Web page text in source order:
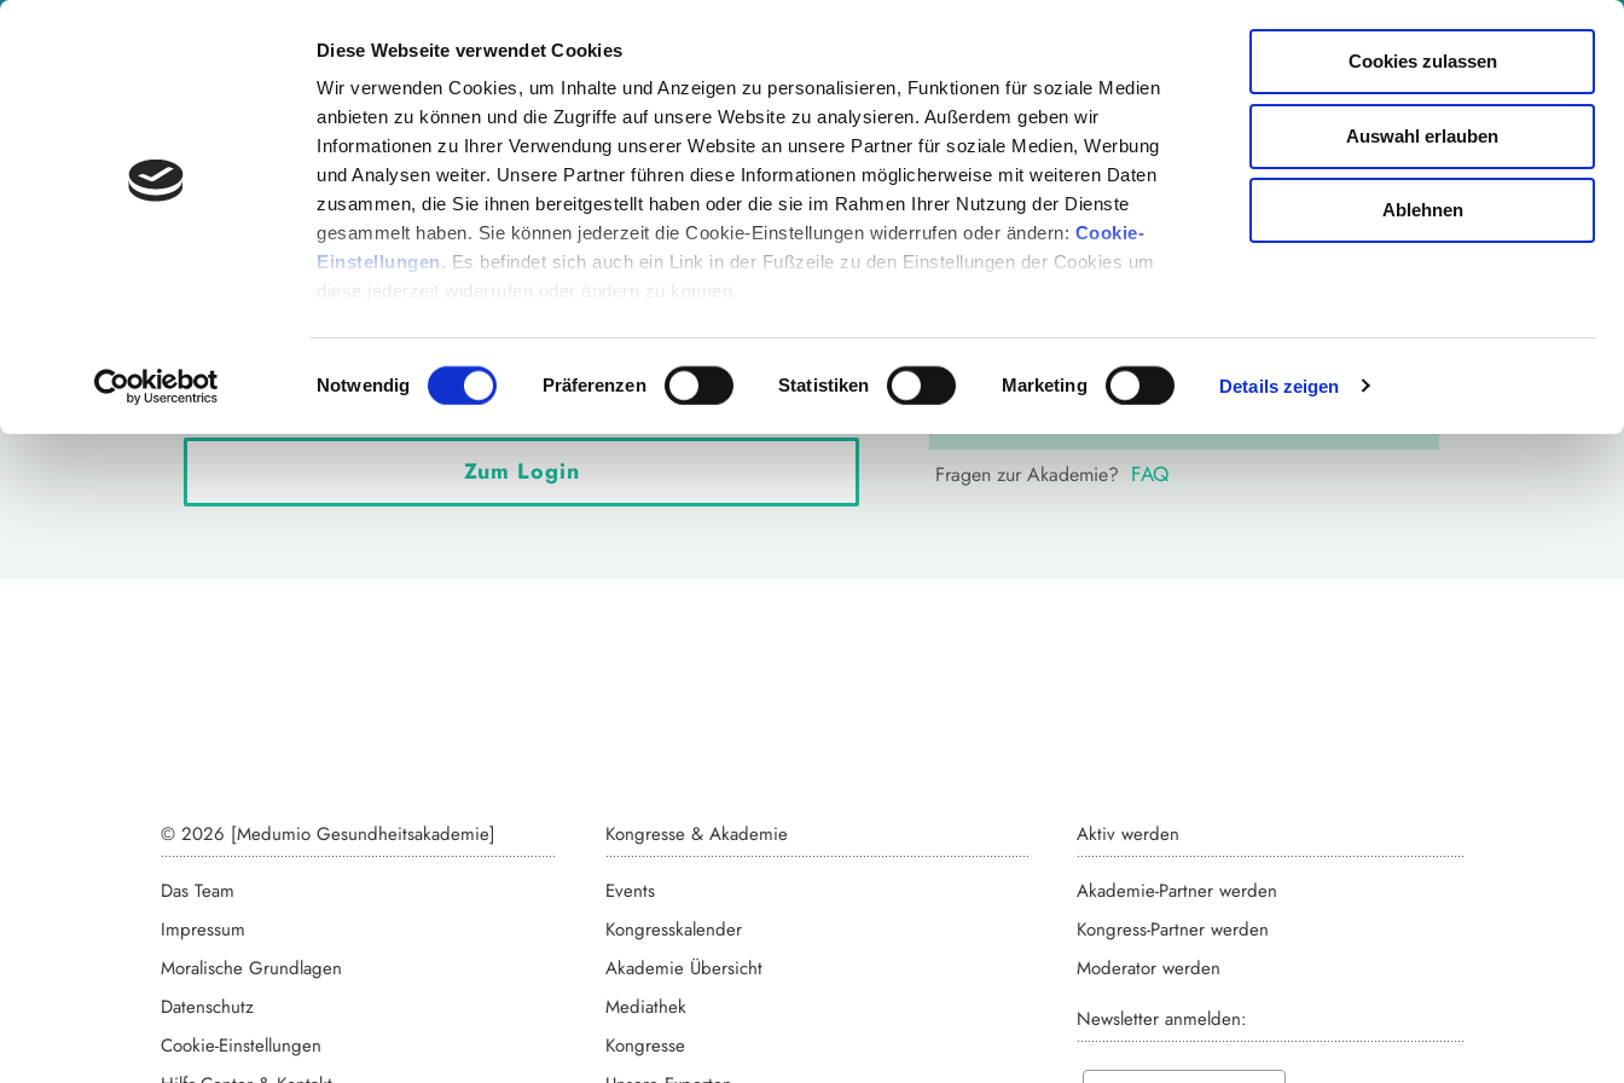
Diese Webseite verwendet Cookies
Wir verwenden Cookies, um Inhalte und Anzeigen zu personalisieren, Funktionen für soziale Medien
anbieten zu können und die Zugriffe auf unsere Website zu analysieren. Außerdem geben wir
Informationen zu Ihrer Verwendung unserer Website an unsere Partner für soziale Medien, Werbung
und Analysen weiter. Unsere Partner führen diese Informationen möglicherweise mit weiteren Daten
zusammen, die Sie ihnen bereitgestellt haben oder die sie im Rahmen Ihrer Nutzung der Dienste
gesammelt haben. Sie können jederzeit die Cookie-Einstellungen widerrufen oder ändern: Cookie-
Einstellungen. Es befindet sich auch ein Link in der Fußzeile zu den Einstellungen der Cookies um
diese jederzeit widerrufen oder ändern zu können.
Einwilligungsauswahl
Notwendig Präferenzen Statistiken Marketing Details zeigen
Cookies zulassen
Auswahl erlauben
Ablehnen
Events Akademie Magazin Login
Aktuelle Events Akademie Mediathek E-Books Magazin Partner: +viktilabs
Mehr
Logge dich bitte ein
Rechnungen und Zahlungspläne einsehen willst, logge dich bitte zuerst ein.
Zum Login
Hier anmelden
Fragen zur Akademie? FAQ
© 2026 [Medumio Gesundheitsakademie]
Das Team
Impressum
Moralische Grundlagen
Datenschutz
Cookie-Einstellungen
Kongresse & Akademie
Events
Kongresskalender
Akademie Übersicht
Mediathek
Kongresse
Aktiv werden
Akademie-Partner werden
Kongress-Partner werden
Moderator werden
Newsletter anmelden: